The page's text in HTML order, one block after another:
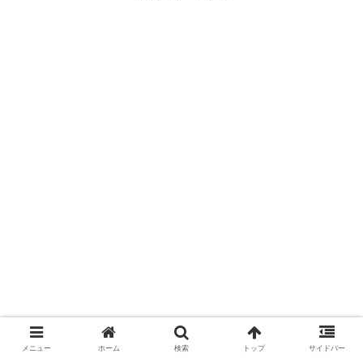
メニュー ホーム 検索 トップ サイドバー